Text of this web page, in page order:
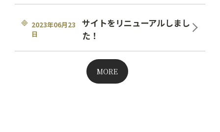
2023年06月23
日
サイトをリニューアルしまし
た！
MORE